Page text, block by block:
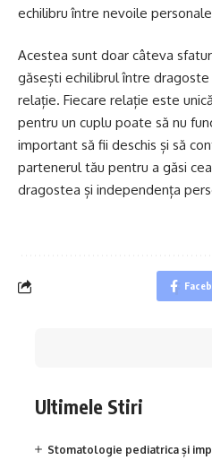
echilibru între nevoile
Acestea sunt doar câteva
găsești echilibrul între
relație. Fiecare relație este
pentru un cuplu poate să nu
important să fii deschis și să
partenerul tău pentru a găsi
dragostea și independența
Ultimele Stiri
Stomatologie pediatrica și